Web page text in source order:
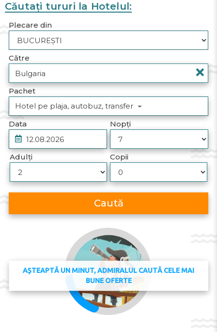
Căutați tururi la Hotelul:
Plecare din
Către
Pachet
Hotel pe plaja, autobuz, transfer
Data
Nopți
Adulți Copii
Caută
AȘTEAPTĂ UN MINUT, ADMIRALUL CAUTĂ CELE MAI
BUNE OFERTE